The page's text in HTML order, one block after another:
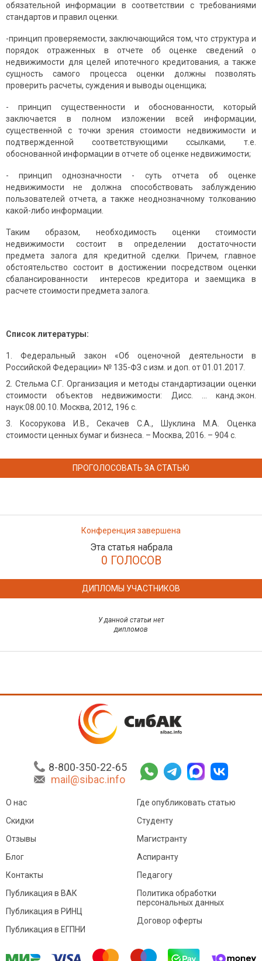
обязательной информации в соответствии с требованиями
стандартов и правил оценки.
-принцип проверяемости, заключающийся том, что структура и
порядок отраженных в отчете об оценке сведений о
недвижимости для целей ипотечного кредитования, а также
сущность самого процесса оценки должны позволять
проверить расчеты, суждения и выводы оценщика;
- принцип существенности и обоснованности, который
заключается в полном изложении всей информации,
существенной с точки зрения стоимости недвижимости и
подтвержденной соответствующими ссылками, т.е.
обоснованной информации в отчете об оценке недвижимости;
- принцип однозначности - суть отчета об оценке
недвижимости не должна способствовать заблуждению
пользователей отчета, а также неоднозначному толкованию
какой-либо информации.
Таким образом, необходимость оценки стоимости
недвижимости состоит в определении достаточности
предмета залога для кредитной сделки. Причем, главное
обстоятельство состоит в достижении посредством оценки
сбалансированности интересов кредитора и заемщика в
расчете стоимости предмета залога.
Список литературы:
Федеральный закон «Об оценочной деятельности в
Российской Федерации» № 135-ФЗ с изм. и доп. от 01.01.2017.
Стельма С.Г. Организация и методы стандартизации оценки
стоимости объектов недвижимости: Дисс. … канд.экон.
наук:08.00.10. Москва, 2012, 196 с.
Косорукова И.В., Секачев С.А., Шуклина М.А. Оценка
стоимости ценных бумаг и бизнеса. – Москва, 2016. – 904 с.
ПРОГОЛОСОВАТЬ ЗА СТАТЬЮ
Конференция завершена
Эта статья набрала
0 ГОЛОСОВ
ДИПЛОМЫ УЧАСТНИКОВ
У данной статьи нет
дипломов
8-800-350-22-65
mail@sibac.info
О нас
Скидки
Отзывы
Блог
Контакты
Где опубликовать статью
Студенту
Магистранту
Аспиранту
Педагогу
Публикация в ВАК
Публикация в РИНЦ
Публикация в ЕГПНИ
Политика обработки
персональных данных
Договор оферты